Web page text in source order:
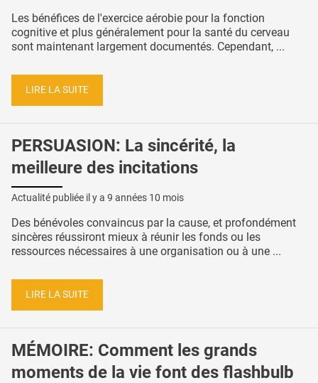
Les bénéfices de l'exercice aérobie pour la fonction
cognitive et plus généralement pour la santé du cerveau
sont maintenant largement documentés. Cependant, ...
LIRE LA SUITE
PERSUASION: La sincérité, la
meilleure des incitations
Actualité publiée il y a 9 années 10 mois
Des bénévoles convaincus par la cause, et profondément
sincères réussiront mieux à réunir les fonds ou les
ressources nécessaires à une organisation ou à une ...
LIRE LA SUITE
MÉMOIRE: Comment les grands
moments de la vie font des flashbulb